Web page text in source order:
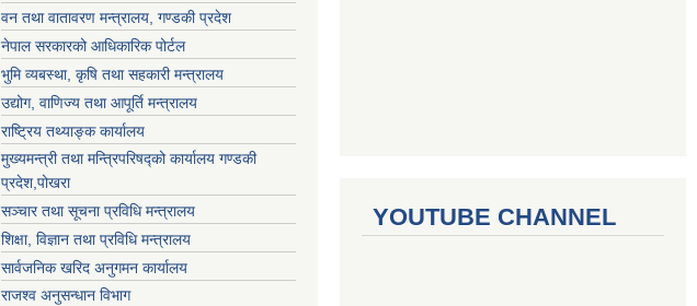
वन तथा वातावरण मन्त्रालय, गण्डकी प्रदेश
नेपाल सरकारको आधिकारिक पोर्टल
भुमि व्यबस्था, कृषि तथा सहकारी मन्त्रालय
उद्योग, वाणिज्य तथा आपूर्ति मन्त्रालय
राष्ट्रिय तथ्याङ्क कार्यालय
मुख्यमन्त्री तथा मन्त्रिपरिषद्को कार्यालय गण्डकी
प्रदेश,पोखरा
सञ्‍चार तथा सूचना प्रविधि मन्त्रालय
शिक्षा, विज्ञान तथा प्रविधि मन्त्रालय
सार्वजनिक खरिद अनुगमन कार्यालय
राजश्व अनुसन्धान विभाग
YOUTUBE CHANNEL